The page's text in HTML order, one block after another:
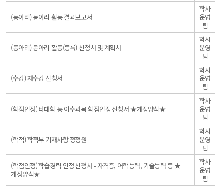
일
(동아리) 동아리 활동 결과보고서
학사
운영
팀
일
(동아리) 동아리 활동(등록) 신청서 및 계획서
학사
운영
팀
일
(수강) 재수강 신청서
학사
운영
팀
일
(학점인정) 타대학 등 이수과목 학점인정 신청서 ★개정양식★
학사
운영
팀
일
(학적) 학적부 기재사항 정정원
학사
운영
팀
일
반
(학점인정) 학습경력 인정 신청서 - 자격증, 어학능력, 기술능력 등 ★
개정양식★
학사
운영
팀